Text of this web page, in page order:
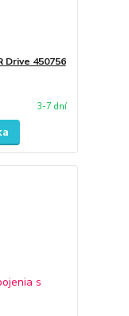
Drive 450756
3-7 dní